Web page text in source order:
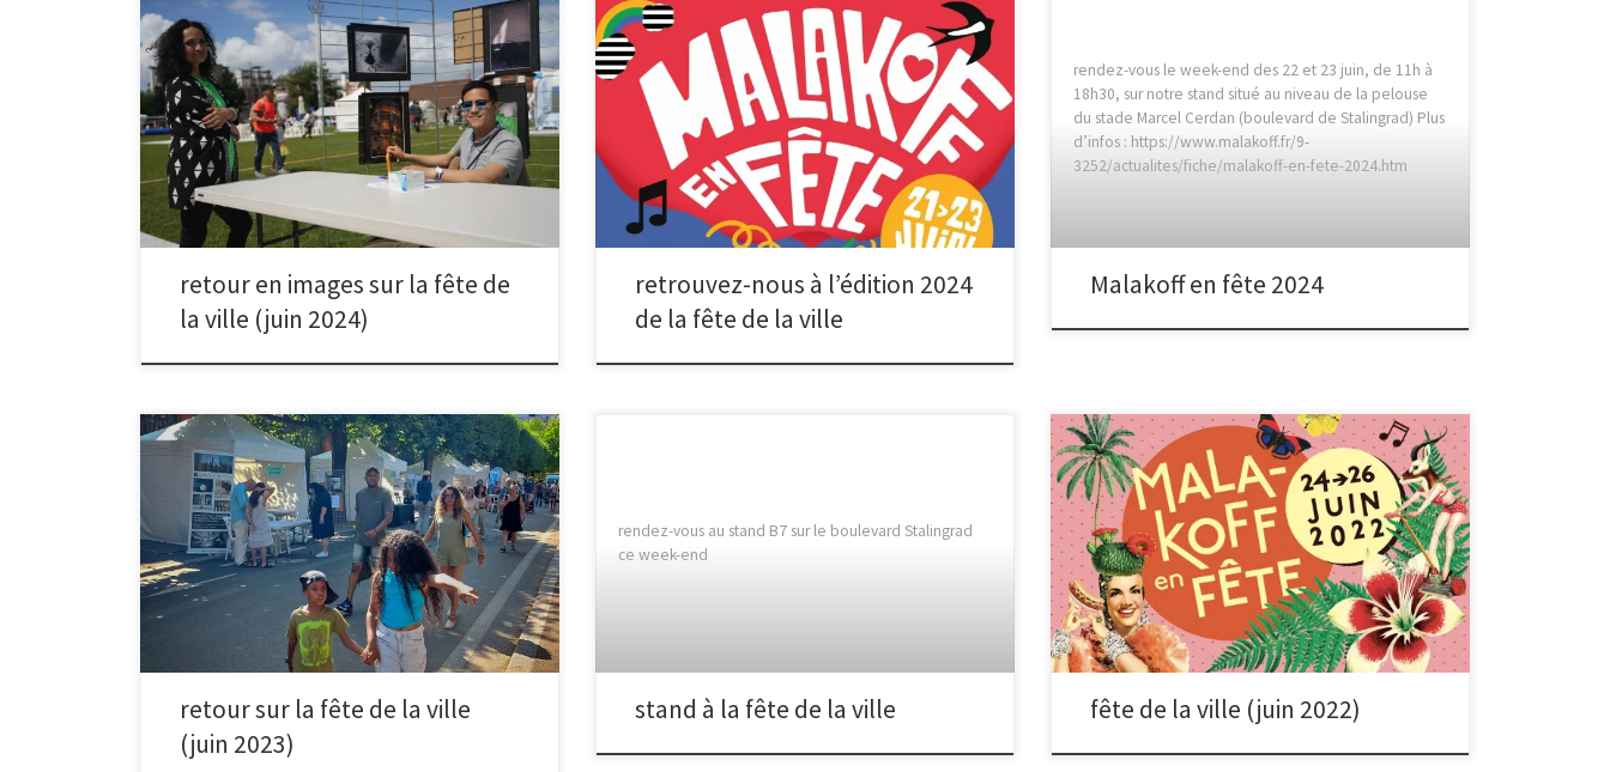
Retour en images sur la fête de la ville qui s’est tenue
le dernier week-end de juin, sur la pelouse du stade
Marcel Cerdan. Merci aux malakoffiots qui sont venus
se faire tirer le portrait à notre stand.Merci à
Alexandre, Caroline D, Frédéric, Joseph, Malika,
Nicolas, Saïbatou et Chrystelle pour avoir tenu le
stand, tout au long du week-end.
retour en images sur la fête de
la ville (juin 2024)
retrouvez-nous à l’édition 2024
de la fête de la ville
rendez-vous le week-end des 22 et 23 juin, de 11h à
18h30, sur notre stand situé au niveau de la pelouse
du stade Marcel Cerdan (boulevard de Stalingrad) Plus
d’infos : https://www.malakoff.fr/9-
3252/actualites/fiche/malakoff-en-fete-2024.htm
Malakoff en fête 2024
Retour en images sur la fête de la ville qui s’est tenue
le dernier week-end de juin. Merci aux 77 malakoffiots
qui sont venus se faire tirer le portrait à notre stand.
retour sur la fête de la ville
(juin 2023)
rendez-vous au stand B7 sur le boulevard Stalingrad
ce week-end
stand à la fête de la ville
Rendez-vous au parc Léon Salagnac les samedi 25 et
dimanche 26 juin pour « Malakoff en fête ». Comme
chaque année, nous organisons un mini studio photo
sur le stand, afin que les malakoffiots puissent venir se
faire prendre en photo en famille ou entre amis. Nous
imprimons directement sur place les photos en 10×15
pour 1 euro symbolique. Plus d’infos
fête de la ville (juin 2022)